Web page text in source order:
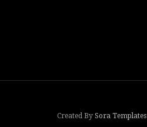
Created By Sora Templates